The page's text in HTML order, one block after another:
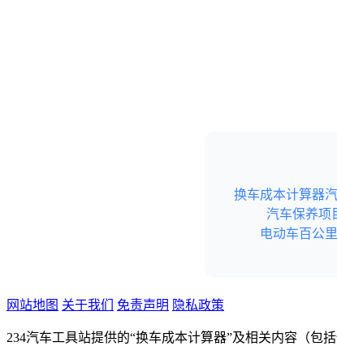
换车成本计算器
汽车保养项
电动车百公
网站地图 关于我们 免责声明 隐私政策
234汽车工具站提供的“换车成本计算器”及相关内容（包